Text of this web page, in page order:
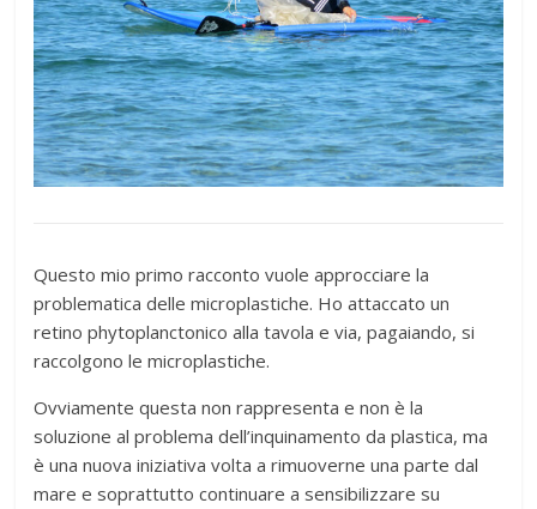
Questo mio primo racconto vuole approcciare la
problematica delle microplastiche. Ho attaccato un
retino phytoplanctonico alla tavola e via, pagaiando, si
raccolgono le microplastiche.
Ovviamente questa non rappresenta e non è la
soluzione al problema dell’inquinamento da plastica, ma
è una nuova iniziativa volta a rimuoverne una parte dal
mare e soprattutto continuare a sensibilizzare su